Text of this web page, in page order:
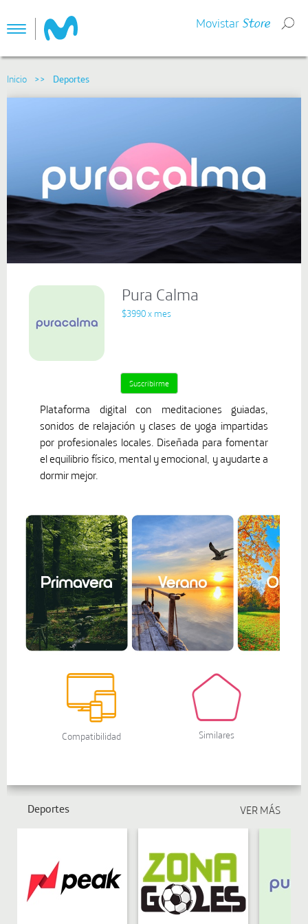
Toggle
navigation
Movistar Store
Pura Calma
$3990 x mes
Plataforma digital con meditaciones guiadas,
sonidos de relajación y clases de yoga impartidas
por profesionales locales. Diseñada para fomentar
el equilibrio físico, mental y emocional, y ayudarte a
dormir mejor.
Deportes